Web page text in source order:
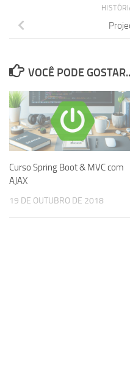
VOCÊ PODE
Curso Spring Boot & MVC com
AJAX
19 DE OUTUBRO DE 2018